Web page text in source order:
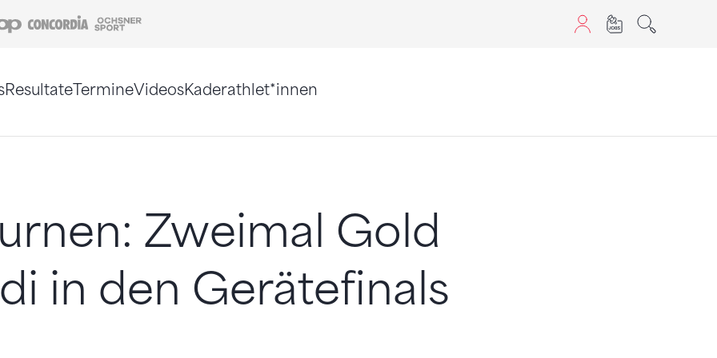
Coop Concordia
ResultateTermineVideosKaderathlet*innen
Zweimal Gold
in den Gerätefinals